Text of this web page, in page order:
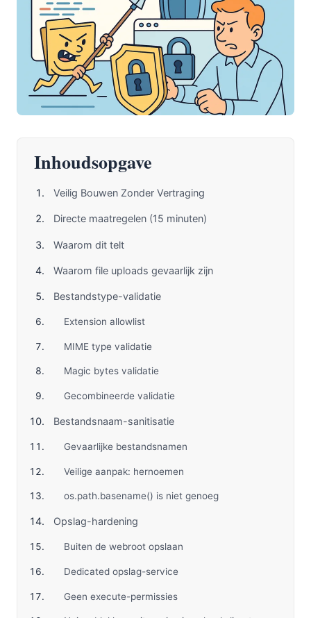
Inhoudsopgave
Veilig Bouwen Zonder Vertraging
Directe maatregelen (15 minuten)
Waarom dit telt
Waarom file uploads gevaarlijk zijn
Bestandstype-validatie
Extension allowlist
MIME type validatie
Magic bytes validatie
Gecombineerde validatie
Bestandsnaam-sanitisatie
Gevaarlijke bestandsnamen
Veilige aanpak: hernoemen
os.path.basename() is niet genoeg
Opslag-hardening
Buiten de webroot opslaan
Dedicated opslag-service
Geen execute-permissies